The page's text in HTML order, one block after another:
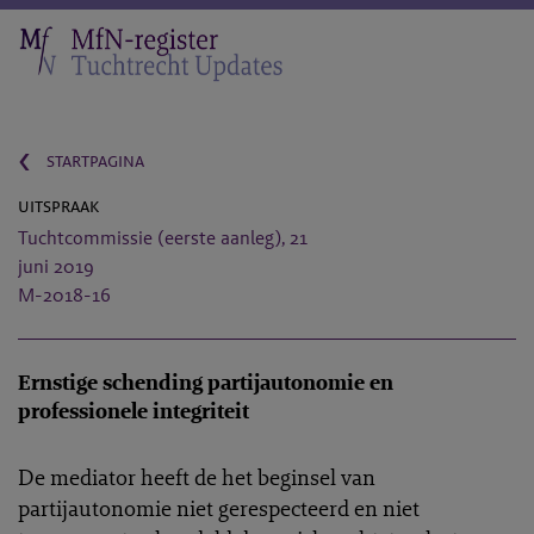
‹
startpagina
uitspraak
Tuchtcommissie (eerste aanleg), 21
juni 2019
M-2018-16
Ernstige schending partijautonomie en
professionele integriteit
De mediator heeft de het beginsel van
partijautonomie niet gerespecteerd en niet